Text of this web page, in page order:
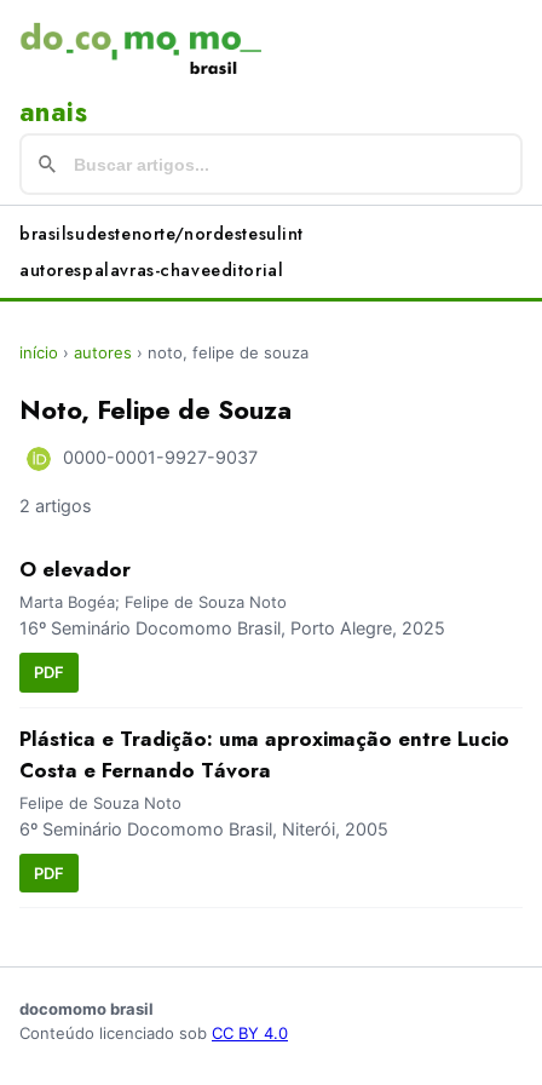
anais
brasilsudestenorte/nordestesulint
autorespalavras-chaveeditorial
início › autores › noto, felipe de souza
Noto, Felipe de Souza
0000-0001-9927-9037
2 artigos
O elevador
Marta Bogéa; Felipe de Souza Noto
16º Seminário Docomomo Brasil, Porto Alegre, 2025
PDF
Plástica e Tradição: uma aproximação entre Lucio
Costa e Fernando Távora
Felipe de Souza Noto
6º Seminário Docomomo Brasil, Niterói, 2005
PDF
docomomo brasil
Conteúdo licenciado sob CC BY 4.0